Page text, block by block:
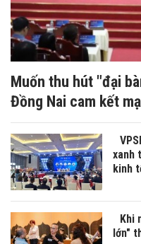
Muốn thu hút "đại
Đồng Nai cam kết
xanh
kinh
Khi
lớn"